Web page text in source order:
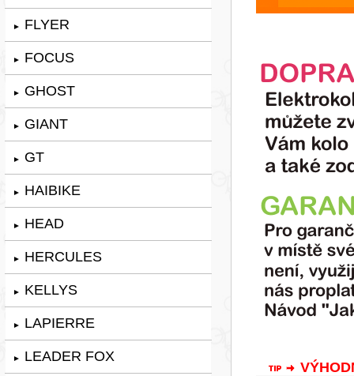
► FLYER
► FOCUS
► GHOST
► GIANT
► GT
► HAIBIKE
► HEAD
► HERCULES
► KELLYS
► LAPIERRE
► LEADER FOX